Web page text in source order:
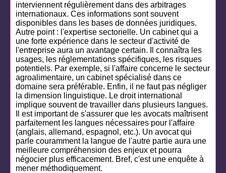
interviennent régulièrement dans des arbitrages
internationaux. Ces informations sont souvent
disponibles dans les bases de données juridiques.
Autre point : l'expertise sectorielle. Un cabinet qui a
une forte expérience dans le secteur d'activité de
l'entreprise aura un avantage certain. Il connaîtra les
usages, les réglementations spécifiques, les risques
potentiels. Par exemple, si l'affaire concerne le secteur
agroalimentaire, un cabinet spécialisé dans ce
domaine sera préférable. Enfin, il ne faut pas négliger
la dimension linguistique. Le droit international
implique souvent de travailler dans plusieurs langues.
Il est important de s'assurer que les avocats maîtrisent
parfaitement les langues nécessaires pour l'affaire
(anglais, allemand, espagnol, etc.). Un avocat qui
parle couramment la langue de l'autre partie aura une
meilleure compréhension des enjeux et pourra
négocier plus efficacement. Bref, c'est une enquête à
mener méthodiquement.